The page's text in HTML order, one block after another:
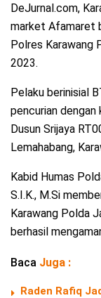
DeJurnal.com,
market Afamaret
Polres Karawang
2023.
Pelaku berinisial
pencurian
Dusun Srijaya
Lemahabang,
Kabid Humas
S.I.K., M.Si
Karawang Polda
berhasil
Baca Juga :
Raden Rafiq